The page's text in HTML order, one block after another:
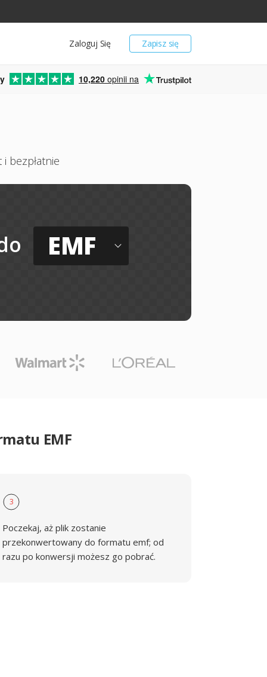
Zapisz się
Zaloguj Się
10,220 opinii na
bezpłatnie
EMF
EMF
3
Poczekaj, aż plik zostanie
przekonwertowany do formatu emf; od
razu po konwersji możesz go pobrać.